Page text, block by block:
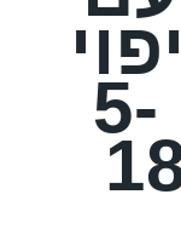
והמרפא 5-